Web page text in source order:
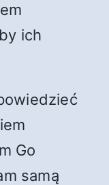
ich
Go
samą